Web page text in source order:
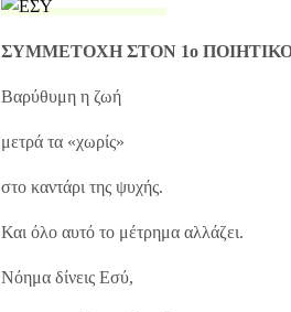
ΣΥΜΜΕΤΟΧΗ ΣΤΟΝ 1ο
Βαρύθυμη η ζωή
μετρά τα «χωρίς»
στο καντάρι της ψυχής.
Και όλο αυτό το μέτρημα αλλάζει.
Νόημα δίνεις Εσύ,